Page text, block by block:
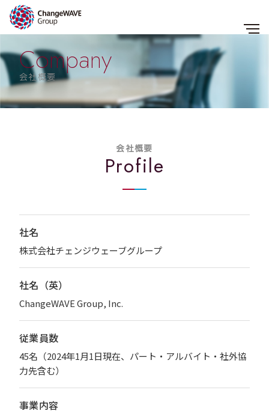
Company
会社概要
会社概要
Profile
社名
株式会社チェンジウェーブグループ
社名（英）
ChangeWAVE Group, Inc.
従業員数
45名（2024年1月1日現在、パート・アルバイト・社外協
力先含む）
事業内容